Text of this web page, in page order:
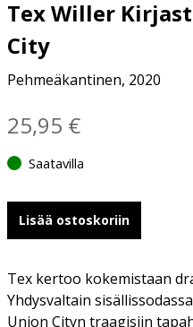
Tex Willer
City
Pehmeäkantinen, 2020
25,95 €
Saatavilla
Lisää ostoskoriin
Tex kertoo kokemistaan
Yhdysvaltain
Union Cityn traagisiin